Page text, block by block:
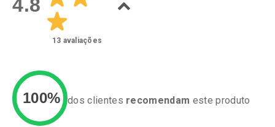
4.8
13 avaliações
100% dos clientes recomendam este produto